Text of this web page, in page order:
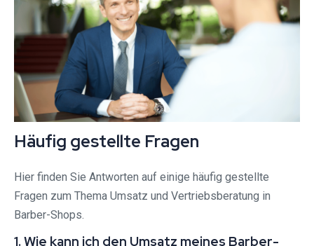
Häufig gestellte Fragen
Hier finden Sie Antworten auf einige häufig gestellte
Fragen zum Thema Umsatz und Vertriebsberatung in
Barber-Shops.
1. Wie kann ich den Umsatz meines Barber-